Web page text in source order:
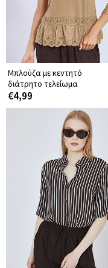
Μπλούζα με κεντητό
διάτρητο τελείωμα
€4,99